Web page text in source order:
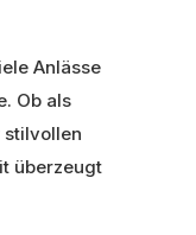
Anlässe
Ob als
stilvollen
überzeugt